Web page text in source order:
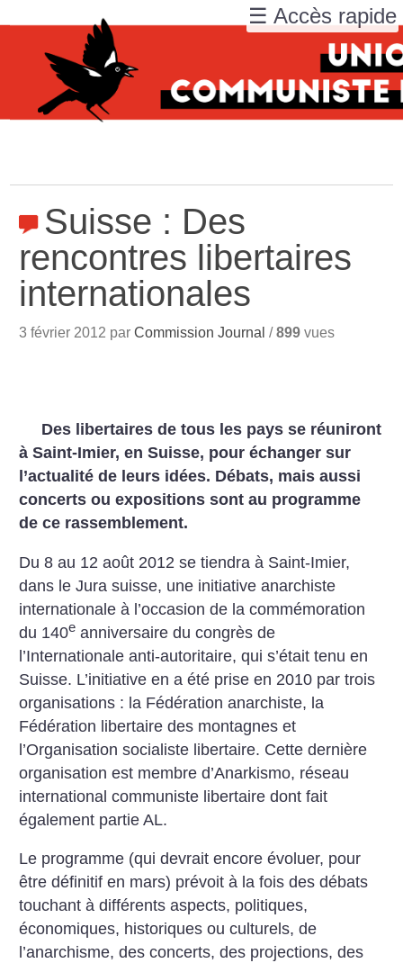
Suisse : Des
rencontres libertaires
internationales
3 février 2012 parCommission Journal /899 vues
Des libertaires de tous les pays se réuniront
à Saint-Imier, en Suisse, pour échanger sur
l’actualité de leurs idées. Débats, mais aussi
concerts ou expositions sont au programme
de ce rassemblement.
Du 8 au 12 août 2012 se tiendra à Saint-Imier,
dans le Jura suisse, une initiative anarchiste
internationale à l’occasion de la commémoration
du 140e anniversaire du congrès de
l’Internationale anti-autoritaire, qui s’était tenu en
Suisse. L’initiative en a été prise en 2010 par trois
organisations : la Fédération anarchiste, la
Fédération libertaire des montagnes et
l’Organisation socialiste libertaire. Cette dernière
organisation est membre d’Anarkismo, réseau
international communiste libertaire dont fait
également partie AL.
Le programme (qui devrait encore évoluer, pour
être définitif en mars) prévoit à la fois des débats
touchant à différents aspects, politiques,
économiques, historiques ou culturels, de
l’anarchisme, des concerts, des projections, des
☰ Accès rapide